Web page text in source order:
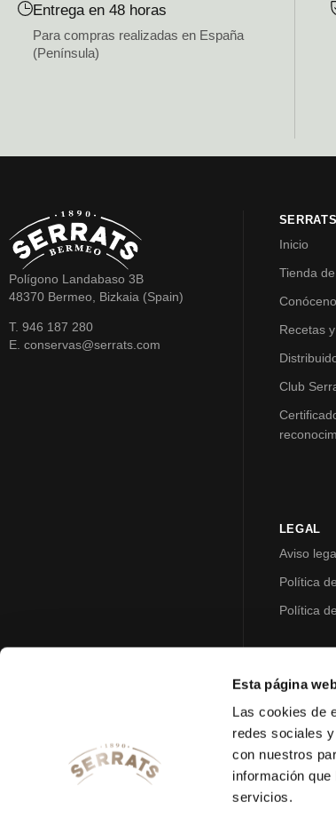
Esta página
Las cookies de
redes sociales
con nuestros
información
servicios.
Entrega en 48 horas
Para compras realizadas en España
(Península)
Polígono Landabaso 3B
48370 Bermeo, Bizkaia (Spain)
T. 946 187 280
E. conservas@serrats.com
SERRATS
Inicio
Tienda
Recetas
Club
LEGAL
Aviso
Política
Política